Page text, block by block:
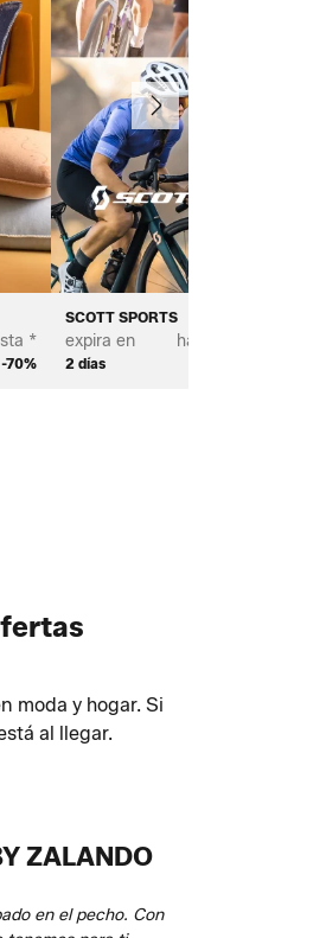
*
-70%
SCOTT SPORTS
expira en
2 días
hasta *
Continuar
moda y hogar. Si
al llegar.
ZALANDO
en el pecho. Con